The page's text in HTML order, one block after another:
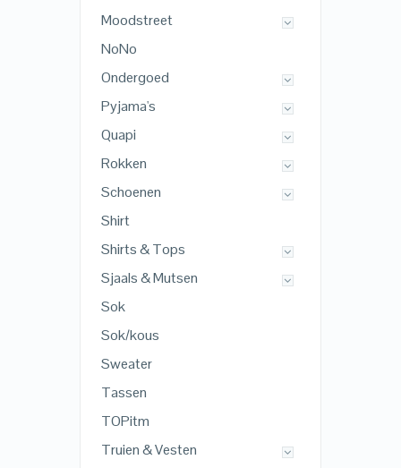
Moodstreet
NoNo
Ondergoed
Pyjama's
Quapi
Rokken
Schoenen
Shirt
Shirts & Tops
Sjaals & Mutsen
Sok
Sok/kous
Sweater
Tassen
TOPitm
Truien & Vesten